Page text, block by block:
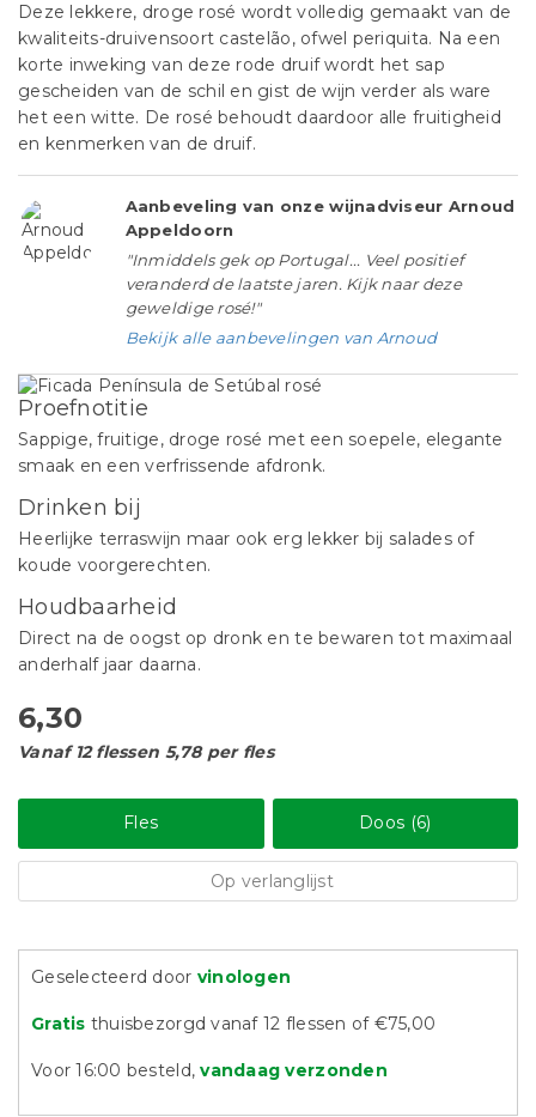
Deze lekkere, droge rosé wordt volledig gemaakt van de
kwaliteits-druivensoort castelão, ofwel periquita. Na een
korte inweking van deze rode druif wordt het sap
gescheiden van de schil en gist de wijn verder als ware
het een witte. De rosé behoudt daardoor alle fruitigheid
en kenmerken van de druif.
Aanbeveling van onze wijnadviseur Arnoud
Appeldoorn
"Inmiddels gek op Portugal... Veel positief
veranderd de laatste jaren. Kijk naar deze
geweldige rosé!"
Bekijk alle aanbevelingen van Arnoud
Proefnotitie
Sappige, fruitige, droge rosé met een soepele, elegante
smaak en een verfrissende afdronk.
Drinken bij
Heerlijke terraswijn maar ook erg lekker bij salades of
koude voorgerechten.
Houdbaarheid
Direct na de oogst op dronk en te bewaren tot maximaal
anderhalf jaar daarna.
6,30
Vanaf 12 flessen 5,78 per fles
Fles Doos (6)
Op verlanglijst
Geselecteerd door vinologen
Gratis thuisbezorgd vanaf 12 flessen of €75,00
Voor 16:00 besteld,vandaag verzonden